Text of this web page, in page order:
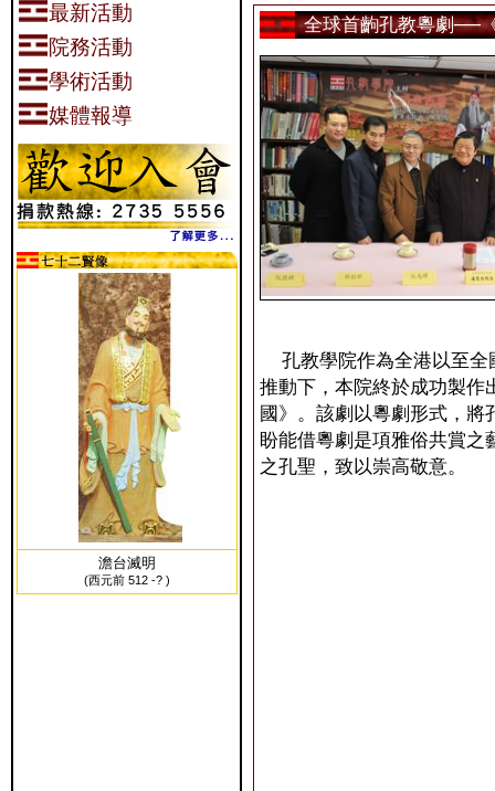
最新活動
院務活動
學術活動
媒體報導
澹台滅明
(西元前 512 -? )
全球首齣孔教粵劇──
孔教學院作為全港以至全
推動下，本院終於成功製
國》。該劇以粵劇形式，
盼能借粵劇是項雅俗共賞
之孔聖，致以崇高敬意。